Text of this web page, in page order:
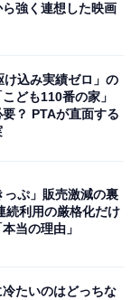
強く連想した映画
け込み実績ゼロ」の
ども110番の家」
？ PTAが直面する
っぷ」販売激減の裏
続利用の厳格化だけ
当の理由」
冷たいのはどっちな